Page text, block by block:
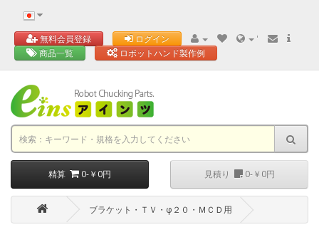
無料会員登録 ログイン
'
商品一覧
ロボットハンド製作例
精算 0-￥0円 見積り 0-￥0円
ブラケット・ＴＶ・φ２０・ＭＣＤ用